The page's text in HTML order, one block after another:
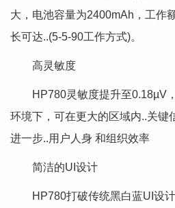
大，电池容量为2400mAh，工作
长可达..(5-5-90工作方式)。
高灵敏度
HP780灵敏度提升至0.18µV，
环境下，可在更大的区域内..关键
进一步..用户人身 和组织效率
简洁的UI设计
HP780打破传统黑白蓝UI设计